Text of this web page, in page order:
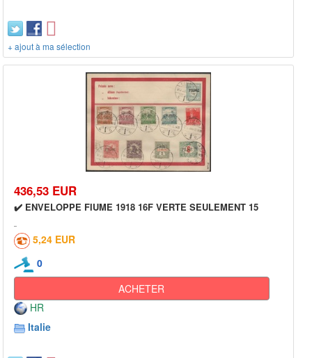
+ ajout à ma sélection
436,53 EUR
✔️ ENVELOPPE FIUME 1918 16F VERTE SEULEMENT 15
5,24 EUR
0
ACHETER
HR
Italie